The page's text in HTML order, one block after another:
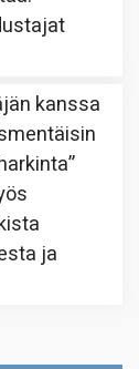
kanssa
ja